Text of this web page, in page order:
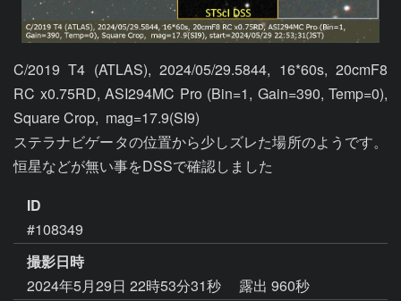
C/2019 T4 (ATLAS), 2024/05/29.5844, 16*60s, 20cmF8
RC x0.75RD, ASI294MC Pro (Bin=1, Gain=390, Temp=0),
Square Crop,  mag=17.9(SI9)
ステラナビゲータの位置から少しズレた場所のようです。
恒星などが無い事をDSSで確認しました
ID
#108349
撮影日時
2024年5月29日 22時53分31秒
露出 960秒